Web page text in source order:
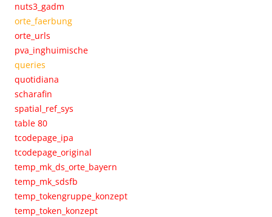
nuts3_gadm
orte_faerbung
orte_urls
pva_inghuimische
queries
quotidiana
scharafin
spatial_ref_sys
table 80
tcodepage_ipa
tcodepage_original
temp_mk_ds_orte_bayern
temp_mk_sdsfb
temp_tokengruppe_konzept
temp_token_konzept